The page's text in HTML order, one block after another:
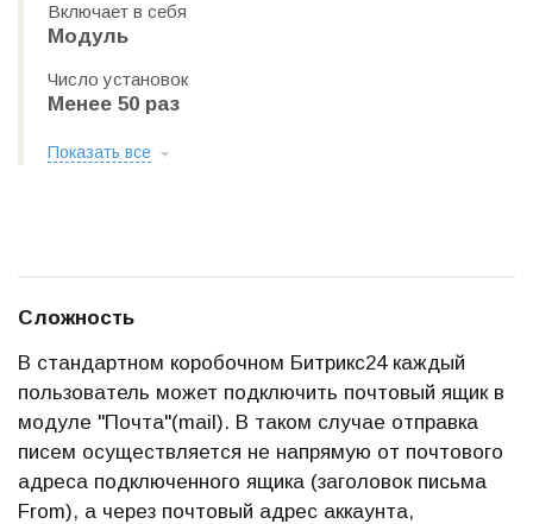
Включает в себя
Модуль
Число установок
Менее 50 раз
Показать все
Сложность
В стандартном коробочном Битрикс24 каждый
пользователь может подключить почтовый ящик в
модуле "Почта"(mail). В таком случае отправка
писем осуществляется не напрямую от почтового
адреса подключенного ящика (заголовок письма
From), а через почтовый адрес аккаунта,